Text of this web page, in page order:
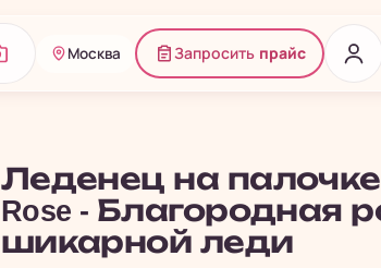
Москва Запросить прайс
Леденец на палочке
Rose - Благородная
шикарной леди